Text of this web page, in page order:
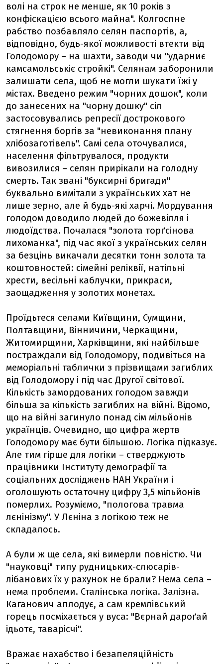
волі на строк не менше, як 10 років з
конфіскацією всього майна". Колгоспне
рабство позбавляло селян паспортів, а,
відповідно, будь-якої можливості втекти від
Голодомору – на шахти, заводи чи "ударниє
камсамольськіє стройкі". Селянам заборонили
залишати села, щоб не могли шукати їжі у
містах. Введено режим "чорних дошок", коли
до занесених на "чорну дошку" сіл
застосовувались репресії дострокового
стягнення боргів за "невиконання плану
хлібозаготівель". Самі села оточувалися,
населення фільтрувалося, продукти
вивозилися – селян прирікали на голодну
смерть. Так звані "буксирні бригади"
буквально вимітали з українських хат не
лише зерно, але й будь-які харчі. Мордування
голодом доводило людей до божевілля і
людоїдства. Почалася "золота торґсінова
лихоманка", під час якої з українських селян
за безцінь викачали десятки тонн золота та
коштовностей: сімейні реліквії, натільні
хрести, весільні каблучки, прикраси,
заощадження у золотих монетах.
Проїдьтеся селами Київщини, Сумщини,
Полтавщини, Вінничини, Черкащини,
Житомирщини, Харківщини, які найбільше
постраждали від Голодомору, подивіться на
меморіальні таблички з прізвищами загиблих
від Голодомору і під час Другої світової.
Кількість замордованих голодом завжди
більша за кількість загиблих на війні. Відомо,
що на війні загинуло понад сім мільйонів
українців. Очевидно, що цифра жертв
Голодомору має бути більшою. Логіка підказує.
Але тим гірше для логіки – стверджують
працівники Інституту демографії та
соціальних досліджень НАН України і
оголошують остаточну цифру 3,5 мільйонів
померлих. Розуміємо, "пологова травма
лєнінізму". У Лєніна з логікою теж не
складалось.
А були ж ще села, які вимерли повністю. Чи
"науковці" типу рудницьких-слюсарів-
лібанових їх у рахунок не брали? Нема села –
нема проблеми. Сталінська логіка. Залізна.
Каганович аплодує, а сам кремлівський
горець посміхається у вуса: "Вєрнай дароґай
ідьотє, таварісчі".
Вражає нахабство і безапеляційність